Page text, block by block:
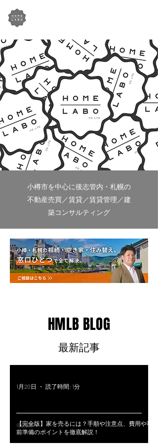
小樽市を中心に後志管内・札幌の
不動産売買／賃貸／賃貸管理／建
築コンサルティング
HMLB BLOG
​最新記事
【完全版】家を売るには？手順や注意点、費用や事
前準備のポイントを徹底解説！
1月20日 読了時間: 1分